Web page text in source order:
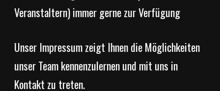
Veranstaltern) immer gerne zur Verfügung
Unser Impressum zeigt Ihnen die Möglichkeiten
unser Team kennenzulernen und mit uns in
Kontakt zu treten.